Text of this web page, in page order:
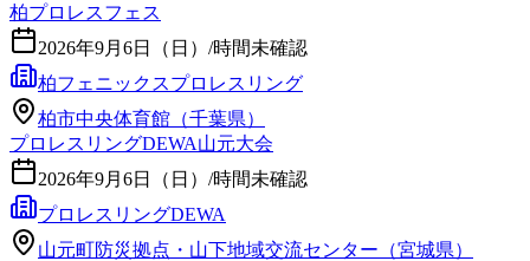
柏プロレスフェス
2026年9月6日（日） /時間未確認
柏フェニックスプロレスリング
柏市中央体育館（千葉県）
プロレスリングDEWA山元大会
2026年9月6日（日） /時間未確認
プロレスリングDEWA
山元町防災拠点・山下地域交流センター（宮城県）